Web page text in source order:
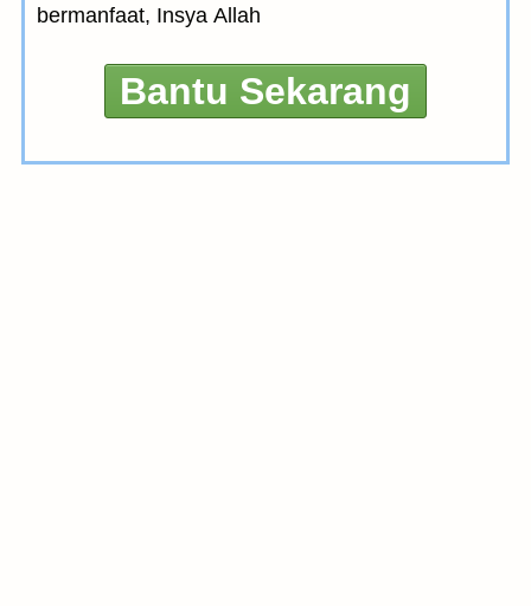
bermanfaat, Insya Allah
Bantu Sekarang